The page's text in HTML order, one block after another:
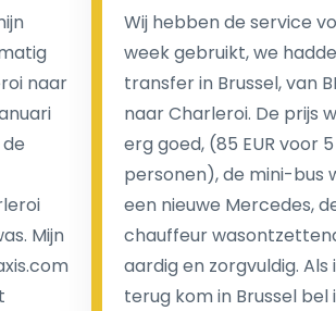
Een van de meest aantrekkelijke
luchthaventaxi's is een vast tarief voor
tegenstelling tot traditionele taxi's
brengen wij u geen extra kosten in
nachtrit.
We hebben geen ophaaltarief of
wachttijd als uw vlucht vertraging
Kijk op onze website voor meer
transferkosten. Ons
naar
Mijn
Wij hebben de service
week gebruikt, we
transfer in Brussel, van
naar Charleroi. De prijs
erg goed, (85 EUR voor 5
personen), de mini-bus
een nieuwe Mercedes,
chauffeur
aardig en zorgvuldig. Als
terug kom in Brussel bel